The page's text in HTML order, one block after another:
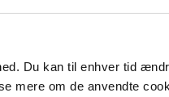
Du kan til enhver tid
mere om de anvendte